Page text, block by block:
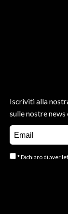
Iscriviti alla
sulle nostre news
* Dichiaro di aver